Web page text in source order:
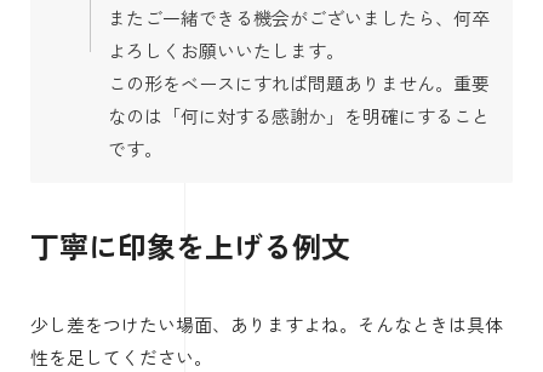
またご一緒できる機会がございましたら、何卒
よろしくお願いいたします。
この形をベースにすれば問題ありません。重要
なのは「何に対する感謝か」を明確にすること
です。
丁寧に印象を上げる例文
少し差をつけたい場面、ありますよね。そんなときは具体
性を足してください。